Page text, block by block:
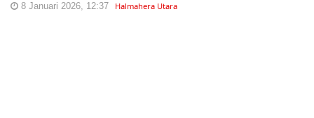
8 Januari 2026, 12:37 Halmahera Utara